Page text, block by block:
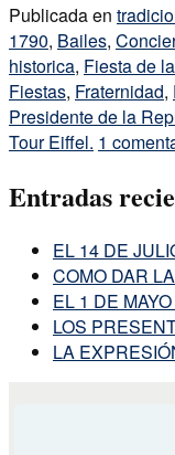
Publicada en
1790, Bailes,
historica, Fiesta de
Fiestas, Fraternidad,
Presidente de la
Tour Eiffel. 1
Entradas
EL 14 DE
COMO DAR
EL 1 DE
LOS
LA